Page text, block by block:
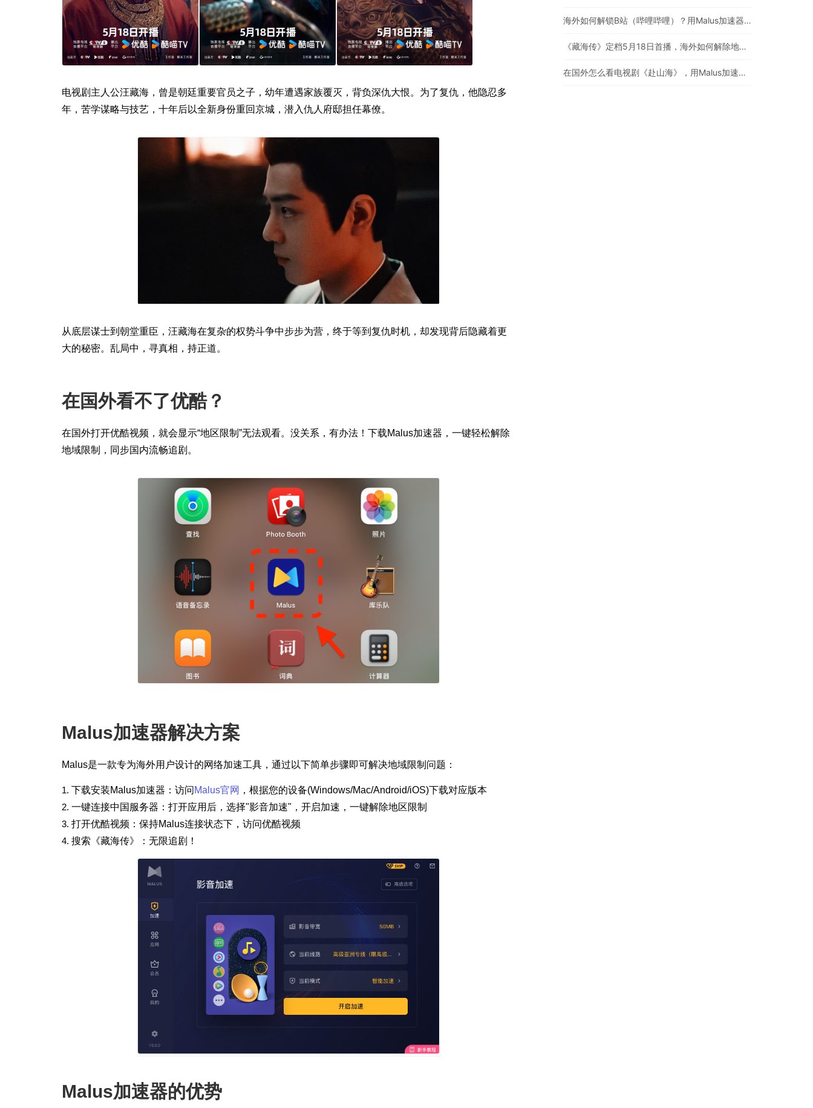
电视剧主人公汪藏海，曾是朝廷重要官员之子，幼年遭遇家族覆灭，背负深仇大恨。为了复仇，他隐忍多
年，苦学谋略与技艺，十年后以全新身份重回京城，潜入仇人府邸担任幕僚。
从底层谋士到朝堂重臣，汪藏海在复杂的权势斗争中步步为营，终于等到复仇时机，却发现背后隐藏着更
大的秘密。乱局中，寻真相，持正道。
在国外看不了优酷？
在国外打开优酷视频，就会显示“地区限制”无法观看。没关系，有办法！下载Malus加速器，一键轻松解除
地域限制，同步国内流畅追剧。
Malus加速器解决方案
Malus是一款专为海外用户设计的网络加速工具，通过以下简单步骤即可解决地域限制问题：
下载安装Malus加速器 ：访问 Malus官网 ，根据您的设备(Windows/Mac/Android/iOS)下载对应版本
一键连接中国服务器 ：打开应用后，选择"影音加速"，开启加速，一键解除地区限制
打开优酷视频 ：保持Malus连接状态下，访问优酷视频
搜索《藏海传》
：无限追剧！
Malus加速器的优势
海外如何解锁B站（哔哩哔哩）？用Malus加速器解除地域限制，一键流畅追番
《藏海传》定档5月18日首播，海外如何解除地区限制追剧
在国外怎么看电视剧《赴山海》，用Malus加速器一键解锁地区限制